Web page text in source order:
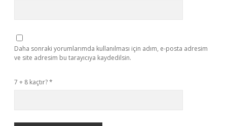
Daha sonraki yorumlarımda kullanılması için adım, e-posta adresim
ve site adresim bu tarayıcıya kaydedilsin.
7 + 8 kaçtır?*